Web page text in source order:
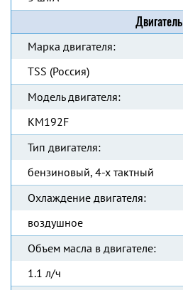
Двигатель
Марка двигателя:
TSS (Россия)
Модель двигателя:
KM192F
Тип двигателя:
бензиновый, 4-х тактный
Охлаждение двигателя:
воздушное
Объем масла в двигателе:
1.1 л/ч